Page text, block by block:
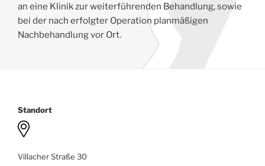
an eine Klinik zur weiterführenden Behandlung, sowie
bei der nach erfolgter Operation planmäßigen
Nachbehandlung vor Ort.
Standort
Villacher Straße 30